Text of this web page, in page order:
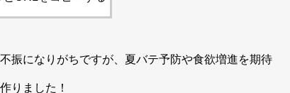
振になりがちですが、夏バテ予防や食欲増進を期待
りました！